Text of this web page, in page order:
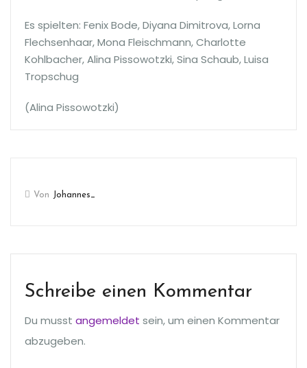
Es spielten: Fenix Bode, Diyana Dimitrova, Lorna
Flechsenhaar, Mona Fleischmann, Charlotte
Kohlbacher, Alina Pissowotzki, Sina Schaub, Luisa
Tropschug
(Alina Pissowotzki)
Von Johannes_
Schreibe einen Kommentar
Du musst angemeldet sein, um einen Kommentar
abzugeben.